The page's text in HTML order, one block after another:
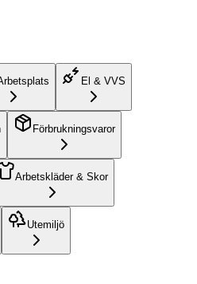
El & VVS
Förbrukningsvaror
Arbetskläder & Skor
Utemiljö